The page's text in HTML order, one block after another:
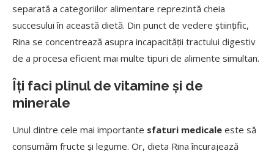
separată a categoriilor alimentare reprezintă cheia
succesului în această dietă. Din punct de vedere științific,
Rina se concentrează asupra incapacității tractului digestiv
de a procesa eficient mai multe tipuri de alimente simultan.
Îți faci plinul de vitamine și de
minerale
Unul dintre cele mai importante sfaturi medicale este să
consumăm fructe și legume. Or, dieta Rina încurajează